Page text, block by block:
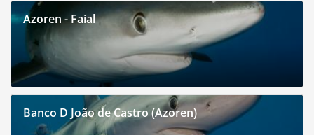
Azoren - Faial
Banco D João de Castro (Azoren)